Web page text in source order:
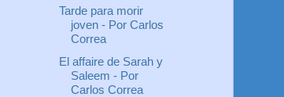
Tarde para morir
joven - Por Carlos
Correa
El affaire de Sarah y
Saleem - Por
Carlos Correa